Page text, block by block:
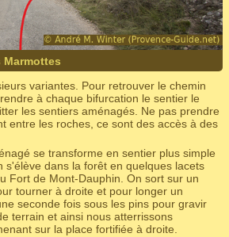
Marmottes
variantes. Pour retrouver le chemin
à chaque bifurcation le sentier le
les sentiers aménagés. Ne pas prendre
entre les roches, ce sont des accès à des
se transforme en sentier plus simple
s'élève dans la forêt en quelques lacets
Fort de Mont-Dauphin. On sort sur un
tourner à droite et pour longer un
seconde fois sous les pins pour gravir
terrain et ainsi nous atterrissons
sur la place fortifiée à droite.